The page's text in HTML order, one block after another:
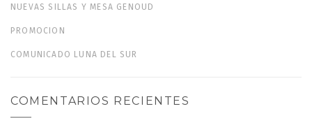
NUEVAS SILLAS Y MESA GENOUD
PROMOCION
COMUNICADO LUNA DEL SUR
COMENTARIOS RECIENTES